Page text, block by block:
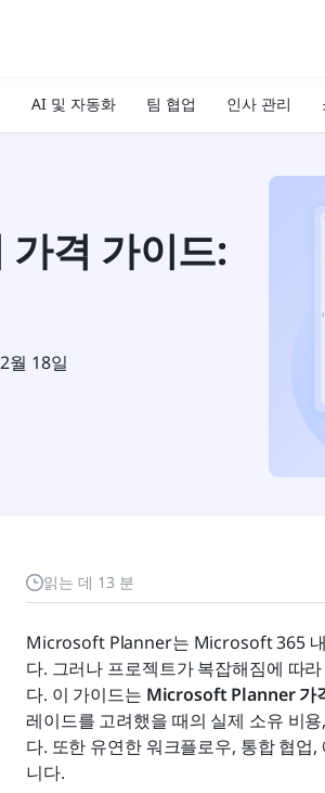
AI 및 자동화 팀 협업 인사 관리
가격 가이드:
월 18일
읽는 데 13 분
Microsoft Planner는 Microsoft 365 내
다. 그러나 프로젝트가 복잡해짐에 따
다. 이 가이드는 Microsoft Planner 가
레이드를 고려했을 때의 실제 소유 비
다. 또한 유연한 워크플로우, 통합 협
니다.